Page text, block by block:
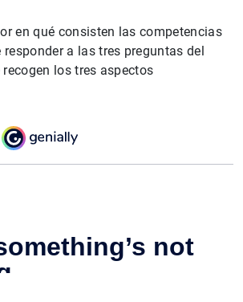
en qué consisten las competencias
a las tres preguntas del
los tres aspectos